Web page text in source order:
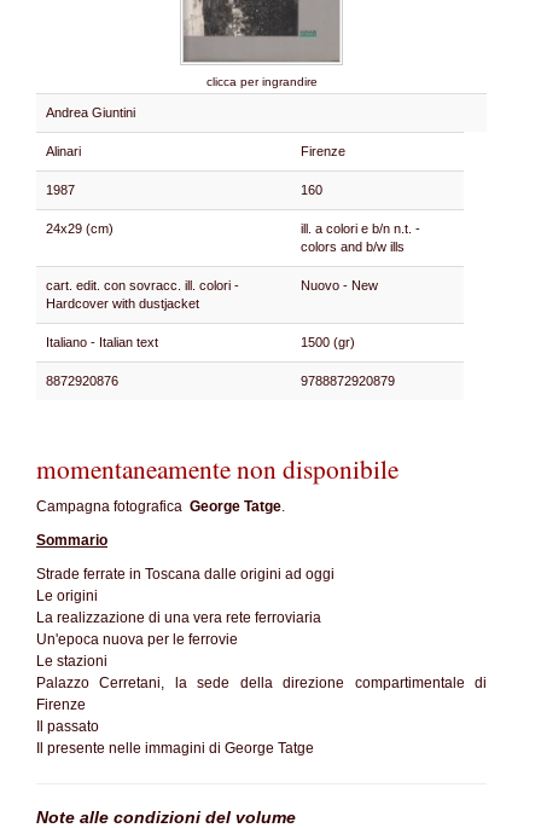
clicca per ingrandire
Andrea Giuntini
Alinari Firenze
1987 160
24x29 (cm)
ill. a colori e b/n n.t. -
colors and b/w ills
cart. edit. con sovracc. ill. colori -
Hardcover with dustjacket
Nuovo - New
Italiano - Italian text 1500 (gr)
8872920876 9788872920879
momentaneamente non disponibile
Campagna fotografica George Tatge.
Sommario
Strade ferrate in Toscana dalle origini ad oggi
Le origini
La realizzazione di una vera rete ferroviaria
Un'epoca nuova per le ferrovie
Le stazioni
Palazzo Cerretani, la sede della direzione compartimentale di
Firenze
Il passato
Il presente nelle immagini di George Tatge
Note alle condizioni del volume